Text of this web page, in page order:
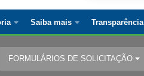
Saiba mais Transparência
FORMULÁRIOS DE SOLICITAÇÃO